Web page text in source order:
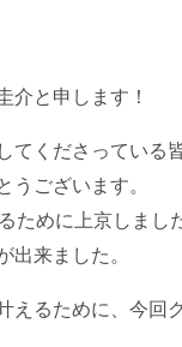
介と申します！
てくださっている
ございます。
ために上京しまし
来ました。
えるために、今回